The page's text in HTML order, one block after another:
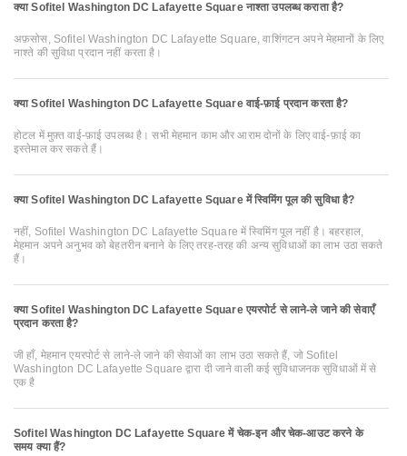
क्या Sofitel Washington DC Lafayette Square नाश्ता उपलब्ध कराता है?
अफ़सोस, Sofitel Washington DC Lafayette Square, वाशिंगटन अपने मेहमानों के लिए
नाश्ते की सुविधा प्रदान नहीं करता है।
क्या Sofitel Washington DC Lafayette Square वाई-फ़ाई प्रदान करता है?
होटल में मुफ़्त वाई-फ़ाई उपलब्ध है। सभी मेहमान काम और आराम दोनों के लिए वाई-फ़ाई का
इस्तेमाल कर सकते हैं।
क्या Sofitel Washington DC Lafayette Square में स्विमिंग पूल की सुविधा है?
नहीं, Sofitel Washington DC Lafayette Square में स्विमिंग पूल नहीं है। बहरहाल,
मेहमान अपने अनुभव को बेहतरीन बनाने के लिए तरह-तरह की अन्य सुविधाओं का लाभ उठा सकते
हैं।
क्या Sofitel Washington DC Lafayette Square एयरपोर्ट से लाने-ले जाने की सेवाएँ
प्रदान करता है?
जी हाँ, मेहमान एयरपोर्ट से लाने-ले जाने की सेवाओं का लाभ उठा सकते हैं, जो Sofitel
Washington DC Lafayette Square द्वारा दी जाने वाली कई सुविधाजनक सुविधाओं में से
एक है
Sofitel Washington DC Lafayette Square में चेक-इन और चेक-आउट करने के
समय क्या हैं?